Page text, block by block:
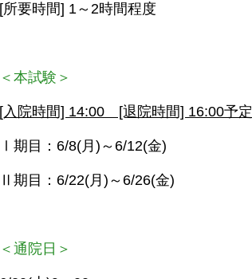
[所要時間] 1～2時間程度
＜本試験＞
[入院時間] 14:00 [退院時間] 16:00予定
Ⅰ期目：6/8(月)～6/12(金)
Ⅱ期目：6/22(月)～6/26(金)
＜通院日＞